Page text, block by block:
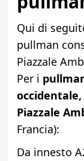
Qui di
pullman
Piazzale
Per i
Piazzale
Francia):
Da innesto